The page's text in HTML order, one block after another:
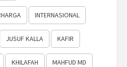
INTERNASIONAL
JUSUF KALLA KAFIR
KHILAFAH MAHFUD MD